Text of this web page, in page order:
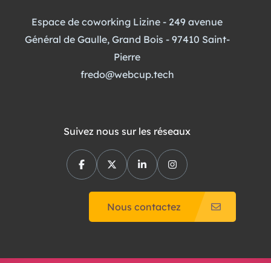
Espace de coworking Lizine - 249 avenue
Général de Gaulle, Grand Bois - 97410 Saint-
Pierre
fredo@webcup.tech
Suivez nous sur les réseaux
Nous contactez